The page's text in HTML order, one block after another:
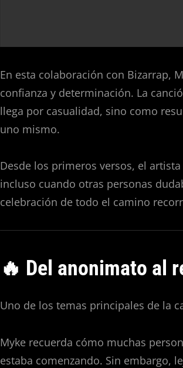
En esta colaboración con Bizarrap,
confianza y determinación. La
llega por casualidad, sino como
uno mismo.
Desde los primeros versos, el
incluso cuando otras personas
celebración de todo el camino
🔥 Del anonimato al
Uno de los temas principales de la
Myke recuerda cómo muchas
estaba comenzando. Sin embargo,